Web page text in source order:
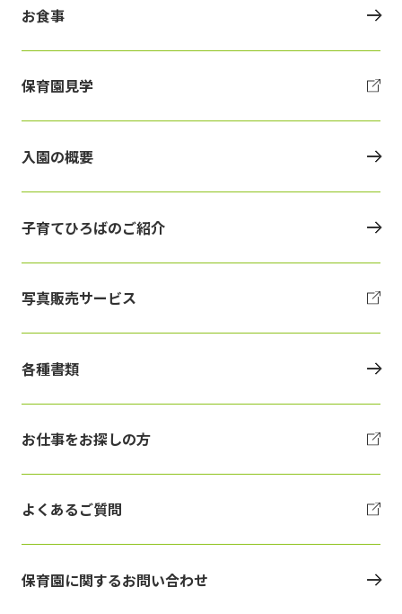
お食事
保育園見学
入園の概要
子育てひろばのご紹介
写真販売サービス
各種書類
お仕事をお探しの方
よくあるご質問
保育園に関するお問い合わせ